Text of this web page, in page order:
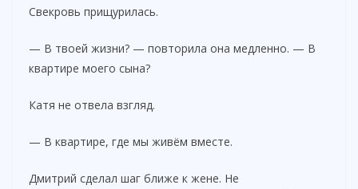
Свекровь прищурилась.
— В твоей жизни? — повторила она медленно. — В
квартире моего сына?
Катя не отвела взгляд.
— В квартире, где мы живём вместе.
Дмитрий сделал шаг ближе к жене. Не